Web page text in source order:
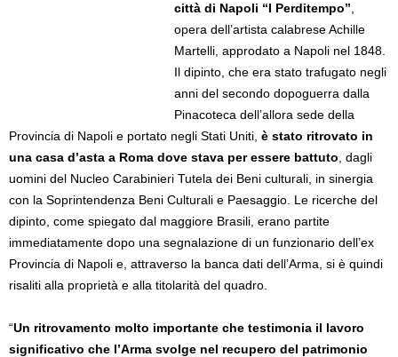
città di Napoli “I Perditempo”
opera dell’artista calabrese Achille
Martelli, approdato a Napoli nel 1848.
Il dipinto, che era stato trafugato negli
anni del secondo dopoguerra dalla
Pinacoteca dell’allora sede della
Provincia di Napoli e portato negli Stati Uniti, è stato ritrovato in
una casa d’asta a Roma dove stava per essere battuto , dagli
uomini del Nucleo Carabinieri Tutela dei Beni culturali, in sinergia
con la Soprintendenza Beni Culturali e Paesaggio. Le ricerche del
dipinto, come spiegato dal maggiore Brasili, erano partite
immediatamente dopo una segnalazione di un funzionario dell’ex
Provincia di Napoli e, attraverso la banca dati dell’Arma, si è quindi
risaliti alla proprietà e alla titolarità del quadro.
“Un ritrovamento molto importante che testimonia il lavoro
significativo che l’Arma svolge nel recupero del patrimonio